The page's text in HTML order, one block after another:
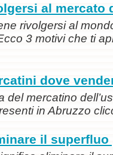
al mercato
rivolgersi al
3 motivi che ti
dove
del mercatino
in Abruzzo
il